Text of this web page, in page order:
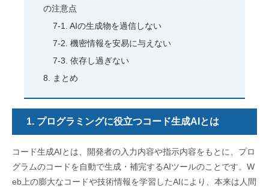
の注意点
AIの生成物を過信しない
機密情報を安易に与えない
依存し過ぎない
まとめ
1. プログラミングに役立つコード生成AIとは
コード生成AIとは、開発者の入力内容や指示内容をもとに、プロ
グラムのコードを自動で生成・補完するAIツールのことです。W
eb上の膨大なコードや技術情報を学習したAIにより、本来は人間